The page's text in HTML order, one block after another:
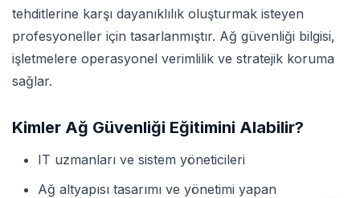
tehditlerine karşı dayanıklılık oluşturmak isteyen
profesyoneller için tasarlanmıştır. Ağ güvenliği bilgisi,
işletmelere operasyonel verimlilik ve stratejik koruma
sağlar.
Kimler Ağ Güvenliği Eğitimini Alabilir?
IT uzmanları ve sistem yöneticileri
Ağ altyapısı tasarımı ve yönetimi yapan